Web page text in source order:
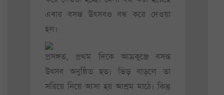
এবার বসন্ত উৎসবও বন্ধ করে দেওয়া
হল।
প্রসঙ্গত, প্রথম দিকে আম্রকুঞ্জে বসন্ত
উৎসব অনুষ্ঠিত হত। ভিড় বাড়লে তা
সরিয়ে নিয়ে আসা হয় আশ্রম মাঠে। কিন্তু